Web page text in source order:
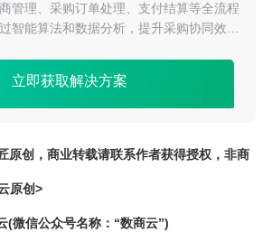
管理、采购订单处理、支付结算等全流程
智能算法和数据分析，提升采购协同效
立即获取解决方案
原创，商业转载请联系作者获得授权，非商
原创>
(微信公众号名称：“数商云”)